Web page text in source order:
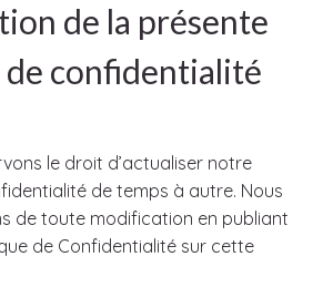
de la présente
confidentialité
le droit d’actualiser notre
de temps à autre. Nous
de toute modification en publiant
de Confidentialité sur cette